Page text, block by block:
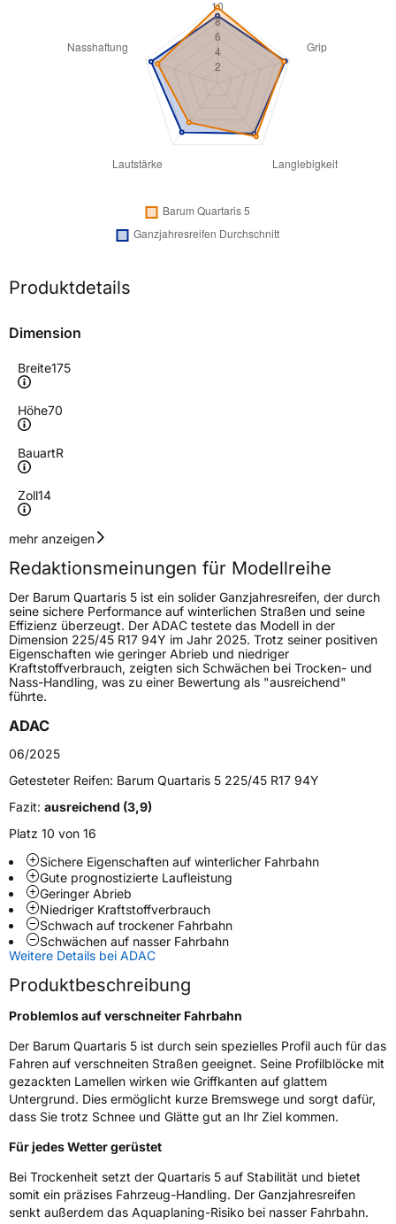
Produktdetails
Dimension
Breite175
Höhe70
BauartR
Zoll14
Geschwindigkeitsindex
Höchstgeschwindigkeit
190 km/h
Lastindex84
Höchstlast500 kg
Gewicht (in kg)6,82 kg
Fahrzeugtyp
VerwendungGanzjahresreifen
Modellname Quartaris 5
FahrzeugartPKW & SUV
Weitere Eigenschaften
SchlauchtypTL
ZustandNeureifen
Empfohlen für Nissan
EU Label
EffizienzD
NasshaftungC
Rollgeräusch (Klasse)B
mehr anzeigen
Redaktionsmeinungen für Modellreihe
Der Barum Quartaris 5 ist ein solider Ganzjahresreifen, der durch
seine sichere Performance auf winterlichen Straßen und seine
Effizienz überzeugt. Der ADAC testete das Modell in der
Dimension 225/45 R17 94Y im Jahr 2025. Trotz seiner positiven
Eigenschaften wie geringer Abrieb und niedriger
Kraftstoffverbrauch, zeigten sich Schwächen bei Trocken- und
Nass-Handling, was zu einer Bewertung als "ausreichend"
führte.
ADAC
06/2025
Getesteter Reifen: Barum Quartaris 5 225/45 R17 94Y
Fazit: ausreichend (3,9)
Platz 10 von 16
Sichere Eigenschaften auf winterlicher Fahrbahn
Gute prognostizierte Laufleistung
Geringer Abrieb
Niedriger Kraftstoffverbrauch
Schwach auf trockener Fahrbahn
Schwächen auf nasser Fahrbahn
Weitere Details bei ADAC
Produktbeschreibung
Problemlos auf verschneiter Fahrbahn
Der Barum Quartaris 5 ist durch sein spezielles Profil auch für das
Fahren auf verschneiten Straßen geeignet. Seine Profilblöcke mit
gezackten Lamellen wirken wie Griffkanten auf glattem
Untergrund. Dies ermöglicht kurze Bremswege und sorgt dafür,
dass Sie trotz Schnee und Glätte gut an Ihr Ziel kommen.
Für jedes Wetter gerüstet
Bei Trockenheit setzt der Quartaris 5 auf Stabilität und bietet
somit ein präzises Fahrzeug-Handling. Der Ganzjahresreifen
senkt außerdem das Aquaplaning-Risiko bei nasser Fahrbahn.